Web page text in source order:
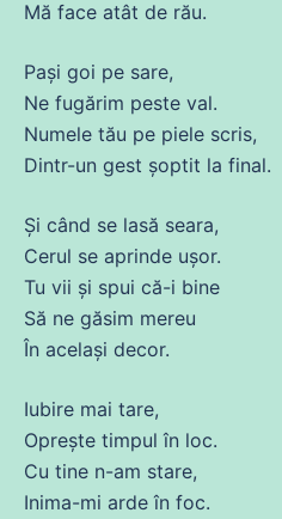
Mă face atât de rău.
Pași goi pe sare,
Ne fugărim peste val.
Numele tău pe piele scris,
Dintr-un gest șoptit la final.
Și când se lasă seara,
Cerul se aprinde ușor.
Tu vii și spui că-i bine
Să ne găsim mereu
În același decor.
Iubire mai tare,
Oprește timpul în loc.
Cu tine n-am stare,
Inima-mi arde în foc.